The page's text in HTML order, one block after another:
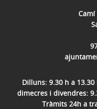
Camí
Dilluns: 9.30 h a
dimecres i divendres:
Tràmits 24h a